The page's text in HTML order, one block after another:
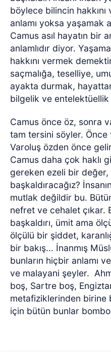
böylece bilincin
anlamı yoksa yaşamak
Camus asıl hayatın bir
anlamlıdır diyor.
hakkını vermek
saçmalığa, teselliye,
ayakta durmak,
bilgelik ve entelektüellik
Camus önce öz, sonra
tam tersini söyler.
Varoluş özden önce
Camus daha çok haklı
gereken ezeli bir
başkaldıracağız?
mutlak değildir bu.
nefret ve cehalet çıkar.
başkaldırı, ümit ama
ölçülü bir şiddet,
bir bakış... İnanmış
bunların hiçbir anlamı
ve malayani şeyler.
boş, Sartre boş,
metafiziklerinden birine
için bütün bunlar